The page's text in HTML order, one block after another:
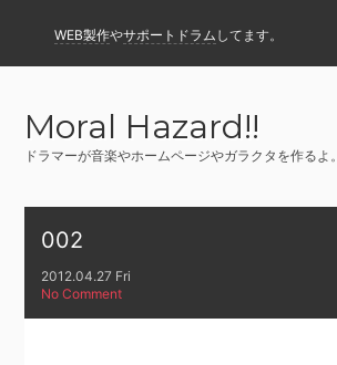
WEB製作やサポートドラム してます。
Moral Hazard!!
ドラマーが音楽やホームページやガラクタを作るよ。
002
2012.04.27 Fri
No Comment